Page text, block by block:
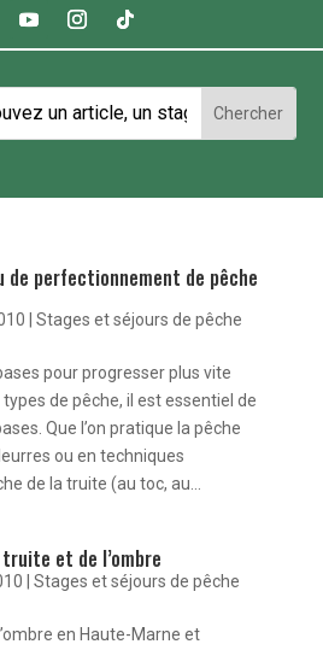
de perfectionnement de pêche
Stages et séjours de pêche
pour progresser plus vite
de pêche, il est essentiel de
Que l’on pratique la pêche
ou en techniques
de la truite (au toc, au...
et de l’ombre
Stages et séjours de pêche
en Haute-Marne et